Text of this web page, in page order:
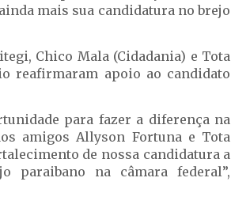
mais sua candidatura no brejo
Chico Mala (Cidadania) e Tota
reafirmaram apoio ao candidato
para fazer a diferença na
amigos Allyson Fortuna e Tota
de nossa candidatura a
paraibano na câmara federal”,